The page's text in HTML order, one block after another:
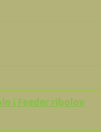
i Feeder ribolov